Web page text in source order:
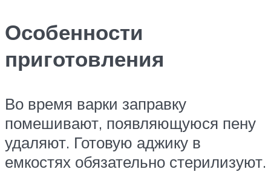
Особенности
приготовления
Во время варки заправку
помешивают, появляющуюся пену
удаляют. Готовую аджику в
емкостях обязательно стерилизуют.